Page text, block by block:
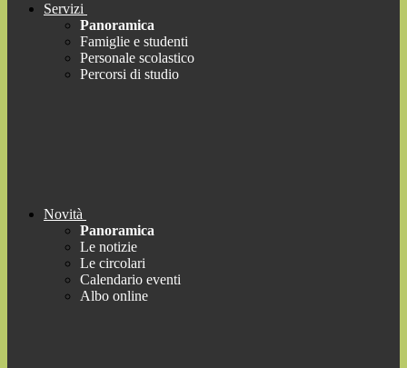
Servizi
Panoramica
Famiglie e studenti
Personale scolastico
Percorsi di studio
Novità
Panoramica
Le notizie
Le circolari
Calendario eventi
Albo online